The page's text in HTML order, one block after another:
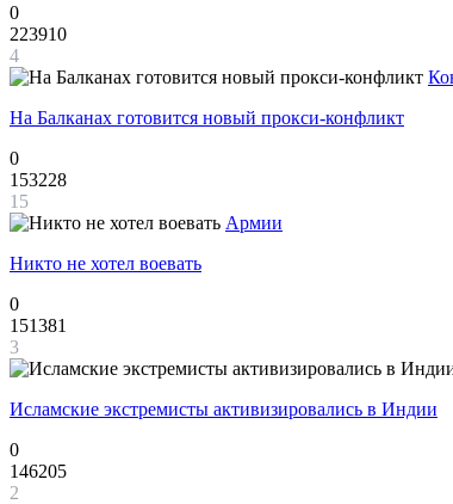
0
223910
4
На Балканах готовится новый прокси-конфликт
0
153228
15
Армии
Никто не хотел воевать
0
151381
3
Исламские экстремисты активизировались в Индии
0
146205
2